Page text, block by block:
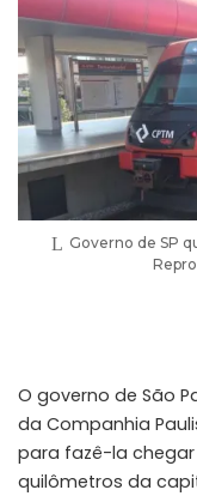
Governo de SP
O governo de São
da Companhia
para fazê-la
quilômetros da